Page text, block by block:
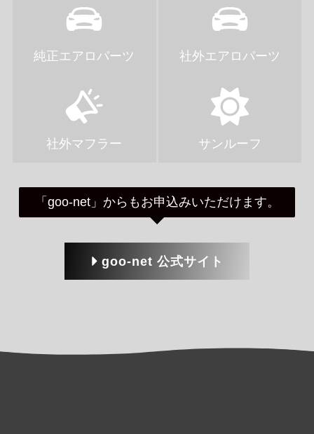
純正エアロパーツ 社外エアロパーツ
社外マフラー サンルーフ
「goo-net」からもお申込みいただけます。
goo-net 公式サイト